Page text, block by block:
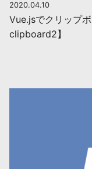
2020.04.10
Vue.jsでクリップ
clipboard2】